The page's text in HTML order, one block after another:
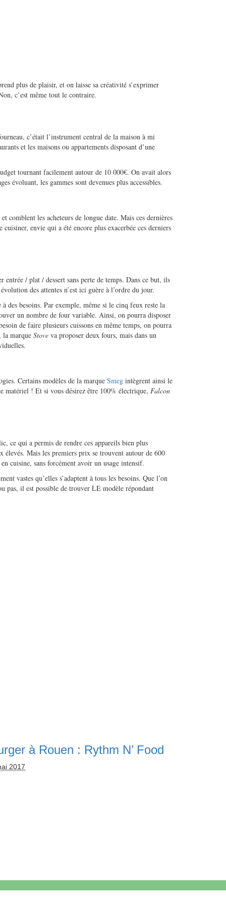
plus de plaisir, et on laisse sa créativité s’exprimer
c’est même tout le contraire.
c’était l’instrument central de la maison à mi
et les maisons ou appartements disposant d’une
tournant facilement autour de 10 000€. On avait alors
évoluant, les gammes sont devenues plus accessibles.
comblent les acheteurs de longue date. Mais ces dernières
envie qui a été encore plus exacerbée ces derniers
/ plat / dessert sans perte de temps. Dans ce but, ils
des attentes n’est ici guère à l’ordre du jour.
des besoins. Par exemple, même si le cinq feux reste la
un nombre de four variable. Ainsi, on pourra disposer
de faire plusieurs cuissons en même temps, on pourra
la marque Stove va proposer deux fours, mais dans un
Certains modèles de la marque Smeg intègrent ainsi le
matériel ! Et si vous désirez être 100% électrique, Falcon
ce qui a permis de rendre ces appareils bien plus
élevés. Mais les premiers prix se trouvent autour de 600
cuisine, sans forcément avoir un usage intensif.
vastes qu’elles s’adaptent à tous les besoins. Que l’on
pas, il est possible de trouver LE modèle répondant
à Rouen : Rythm N’ Food
2017